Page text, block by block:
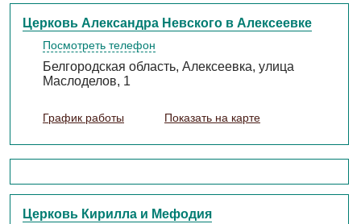
Церковь Александра Невского в Алексеевке
Посмотреть телефон
Белгородская область, Алексеевка, улица
Маслоделов, 1
График работы Показать на карте
Церковь Кирилла и Мефодия